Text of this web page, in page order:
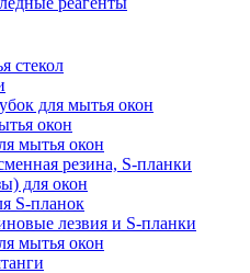
стекол
для мытья окон
окон
мытья окон
резина, S-планки
для окон
S-планок
лезвия и S-планки
мытья окон